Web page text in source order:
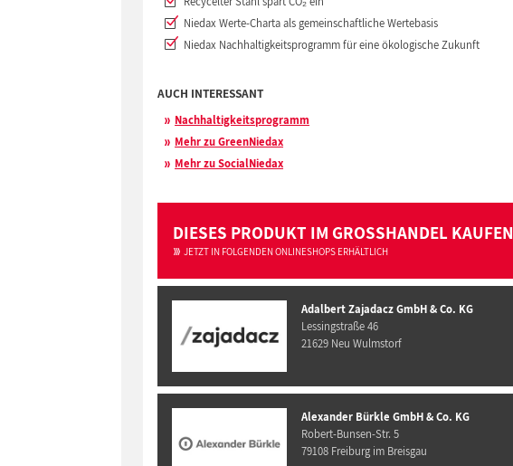
Niedax Werte-Charta als gemeinschaftliche Wertebasis
Niedax Nachhaltigkeitsprogramm für eine ökologische Zukunft
AUCH INTERESSANT
Nachhaltigkeitsprogramm
Mehr zu GreenNiedax
Mehr zu SocialNiedax
DIESES PRODUKT IM GROSSHANDEL KAUFEN
JETZT IN FOLGENDEN ONLINESHOPS ERHÄLTLICH
Adalbert Zajadacz GmbH & Co. KG
Lessingstraße 46
21629 Neu Wulmstorf
Alexander Bürkle GmbH & Co. KG
Robert-Bunsen-Str. 5
79108 Freiburg im Breisgau